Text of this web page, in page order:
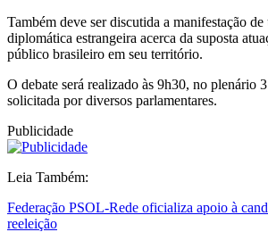
Também deve ser discutida a manifestação de
diplomática estrangeira acerca da suposta
público brasileiro em seu território.
O debate será realizado às 9h30, no plenário
solicitada por diversos parlamentares.
Publicidade
Leia Também:
Federação PSOL-Rede oficializa apoio à
reeleição